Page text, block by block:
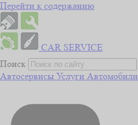
Перейти к содержанию
CAR SERVICE
Поиск
Автосервисы Услуги Автомобили